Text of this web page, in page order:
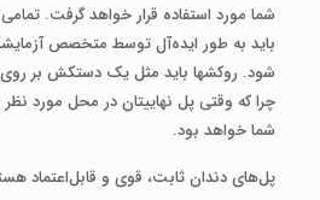
شما مورد استفاده قرار خواهد گرفت.
باید به طور ایده‌آل توسط متخصص
شود. روکش­ها باید مثل یک دستکش بر روی
چرا که وقتی پل نهایی­تان در محل مورد
شما خواهد بود.
پل‌های دندان ثابت، قوی و قابل‌اعتماد